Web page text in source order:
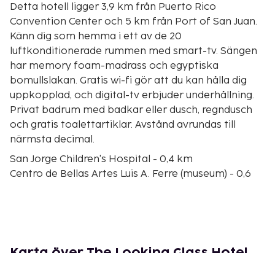
Detta hotell ligger 3,9 km från Puerto Rico
Convention Center och 5 km från Port of San Juan.
Känn dig som hemma i ett av de 20
luftkonditionerade rummen med smart-tv. Sängen
har memory foam-madrass och egyptiska
bomullslakan. Gratis wi-fi gör att du kan hålla dig
uppkopplad, och digital-tv erbjuder underhållning.
Privat badrum med badkar eller dusch, regndusch
och gratis toalettartiklar. Avstånd avrundas till
närmsta decimal.
San Jorge Children's Hospital - 0,4 km
Centro de Bellas Artes Luis A. Ferre (museum) - 0,6
Caribbean Cinemas Metro - 1,2 km